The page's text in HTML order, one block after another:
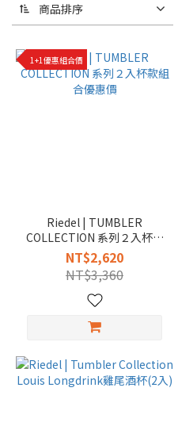
商品排序
1+1優惠組合價
Riedel | TUMBLER
COLLECTION 系列２入杯款
組合優惠價
NT$2,620
NT$3,360